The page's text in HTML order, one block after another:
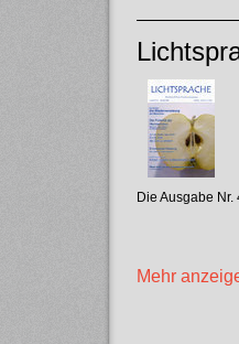
Die Ausgabe
Mehr